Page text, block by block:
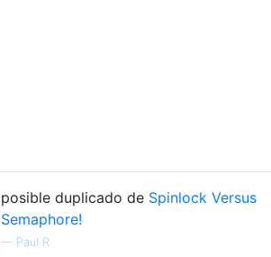
posible duplicado de Spinlock Versus
Semaphore!
— Paul R